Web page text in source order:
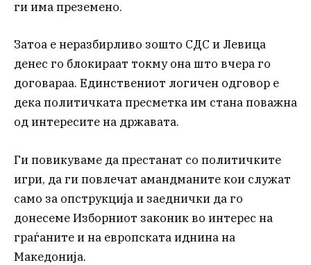
ги има преземено.
Затоа е неразбирливо зошто СДС и Левица
денес го блокираат токму она што вчера го
договараа. Единствениот логичен одговор е
дека политичката пресметка им стана поважна
од интересите на државата.
Ги повикуваме да престанат со политичките
игри, да ги повлечат амандманите кои служат
само за опструкција и заеднички да го
донесеме Изборниот законик во интерес на
граѓаните и на европската иднина на
Македонија.